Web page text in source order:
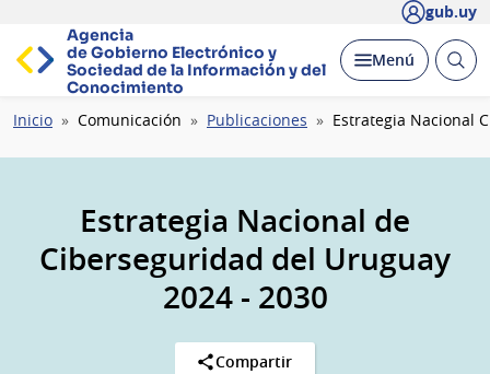
gub.uy
Agencia
de Gobierno Electrónico y
Sociedad de la Información y del
Conocimiento
Desplegar
Menú Abrir
Ruta
navegación
Inicio Comunicación Publicaciones Estrategia Nacional
Estrategia Nacional de
Ciberseguridad del Uruguay
2024 - 2030
Compartir